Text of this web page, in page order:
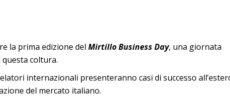
la prima edizione del Mirtillo Business Day, una giornata
coltura.
internazionali presenteranno casi di successo
del mercato italiano.